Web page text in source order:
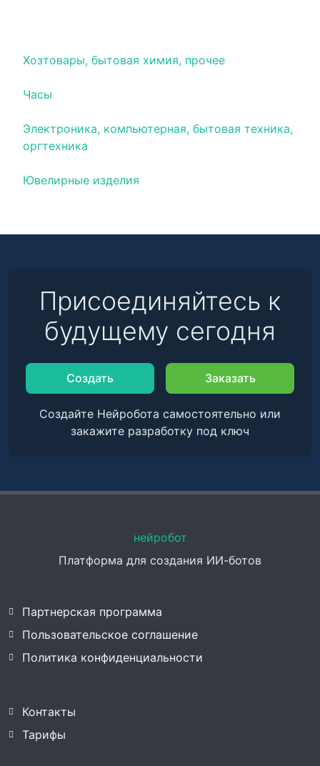
Хозтовары, бытовая химия, прочее
Часы
Электроника, компьютерная, бытовая техника,
оргтехника
Ювелирные изделия
Присоединяйтесь к
будущему сегодня
Создать Заказать
Создайте Нейробота самостоятельно или
закажите разработку под ключ
нейробот
Платформа для создания ИИ-ботов
Партнерская программа
Пользовательское соглашение
Политика конфиденциальности
Контакты
Тарифы